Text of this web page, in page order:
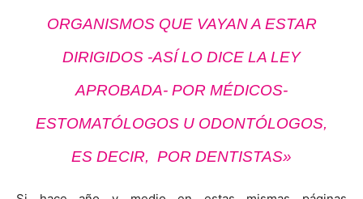
ORGANISMOS QUE VAYAN A ESTAR
DIRIGIDOS -ASÍ LO DICE LA LEY
APROBADA- POR MÉDICOS-
ESTOMATÓLOGOS U ODONTÓLOGOS,
ES DECIR, POR DENTISTAS»